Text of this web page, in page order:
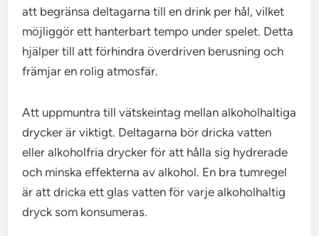
att begränsa deltagarna till en drink per hål, vilket
möjliggör ett hanterbart tempo under spelet. Detta
hjälper till att förhindra överdriven berusning och
främjar en rolig atmosfär.
Att uppmuntra till vätskeintag mellan alkoholhaltiga
drycker är viktigt. Deltagarna bör dricka vatten
eller alkoholfria drycker för att hålla sig hydrerade
och minska effekterna av alkohol. En bra tumregel
är att dricka ett glas vatten för varje alkoholhaltig
dryck som konsumeras.